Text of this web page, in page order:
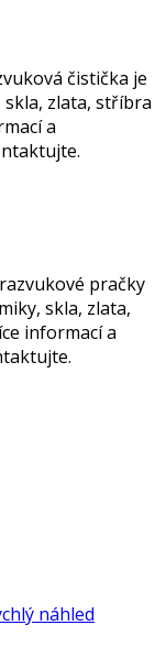
čistička je
zlata, stříbra
a
pračky
skla, zlata,
informací a
náhled